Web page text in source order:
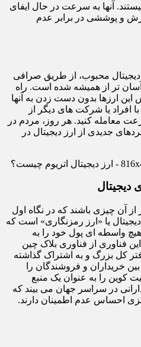
آنها به سرعت در حال ایفای
و پوششی در برابر عدم
دیجیتال محبوب، از طریق صرافی
هایی مانند Coinbase یا Bitfinex آسان تر از همیشه شده است. راه
ارزها بدون دست زدن به آنها
افراد یا شرکت های دیگر از
معامله کنید. هر روز، مردم در
جدیدی از ارز دیجیتال در
دیجیتال
آن چیزی باشند که در نگاه اول
یا «ارز رمزنگاری» است که
واسطه ای پول خود را به
فناوری از فناوری بلاک چین
کل بزرگ و به اشتراک گذاشته
خریداران و فروشندگان را
کوین را به عنوان یک منبع
در سراسر جهان می بیند که
احساس عدم اطمینان دارند.